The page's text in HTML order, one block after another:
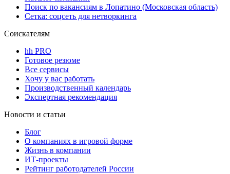
Поиск по вакансиям в Лопатино (Московская область)
Сетка: соцсеть для нетворкинга
Соискателям
hh PRO
Готовое резюме
Все сервисы
Хочу у вас работать
Производственный календарь
Экспертная рекомендация
Новости и статьи
Блог
О компаниях в игровой форме
Жизнь в компании
ИТ-проекты
Рейтинг работодателей России